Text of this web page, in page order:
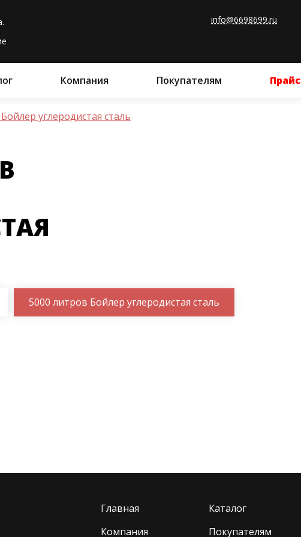
info@6698699.ru
Компания Покупателям Прайс
углеродистая сталь
5000 литров Бойлер углеродистая сталь
Главная
Каталог
Компания
Покупателям